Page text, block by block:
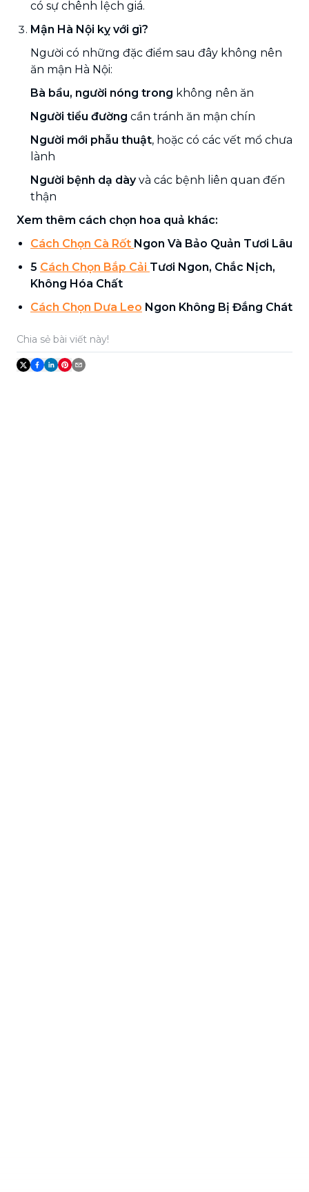
có sự chênh lệch giá.
Mận Hà Nội kỵ với gì?
Người có những đặc điểm sau đây không nên
ăn mận Hà Nội:
Bà bầu, người nóng trong không nên ăn
Người tiểu đường cần tránh ăn mận chín
Người mới phẫu thuật, hoặc có các vết mổ chưa
lành
Người bệnh dạ dàyvà các bệnh liên quan đến
thận
Xem thêm cách chọn hoa quả khác:
Cách Chọn Cà Rốt Ngon Và Bảo Quản Tươi Lâu
5 Cách Chọn Bắp Cải Tươi Ngon, Chắc Nịch,
Không Hóa Chất
Cách Chọn Dưa Leo Ngon Không Bị Đắng Chát
Chia sẻ bài viết này!